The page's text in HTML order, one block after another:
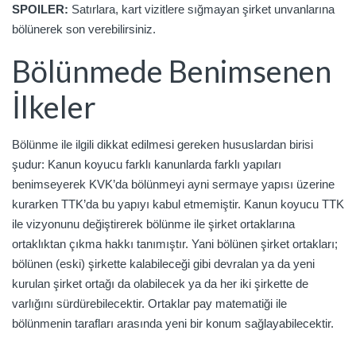
SPOILER: Satırlara, kart vizitlere sığmayan şirket unvanlarına
bölünerek son verebilirsiniz.
Bölünmede Benimsenen
İlkeler
Bölünme ile ilgili dikkat edilmesi gereken hususlardan birisi
şudur: Kanun koyucu farklı kanunlarda farklı yapıları
benimseyerek KVK’da bölünmeyi ayni sermaye yapısı üzerine
kurarken TTK’da bu yapıyı kabul etmemiştir. Kanun koyucu TTK
ile vizyonunu değiştirerek bölünme ile şirket ortaklarına
ortaklıktan çıkma hakkı tanımıştır. Yani bölünen şirket ortakları;
bölünen (eski) şirkette kalabileceği gibi devralan ya da yeni
kurulan şirket ortağı da olabilecek ya da her iki şirkette de
varlığını sürdürebilecektir. Ortaklar pay matematiği ile
bölünmenin tarafları arasında yeni bir konum sağlayabilecektir.